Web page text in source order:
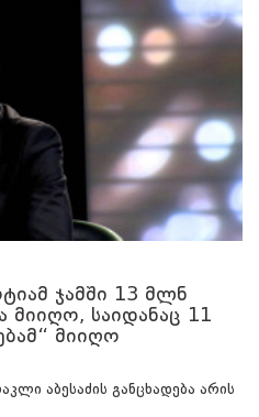
ჯამში 13 მლნ
საიდანაც 11
მიიღო
აბესაძის განცხადება არის